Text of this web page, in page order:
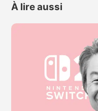
À lire aussi